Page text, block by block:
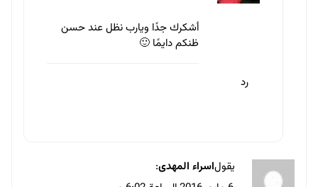
أشكرك جدًا ويارب نظل عند حسن
ظنكم دايمًا 🙂
رد
يقولاسراء المهدى: